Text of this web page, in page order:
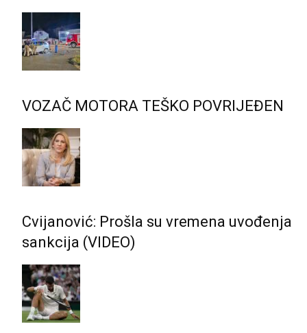
VOZAČ MOTORA TEŠKO POVRIJEĐEN
Cvijanović: Prošla su vremena uvođenja
sankcija (VIDEO)